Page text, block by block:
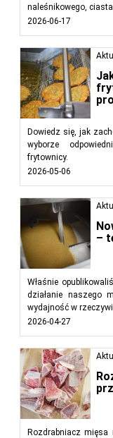
naleśnikowego, ciasta
2026-06-17
Dowiedz się, jak
wyborze
frytownicy.
2026-05-06
–
Właśnie
działanie naszego
wydajność w
2026-04-27
Rozdrabniacz mięsa